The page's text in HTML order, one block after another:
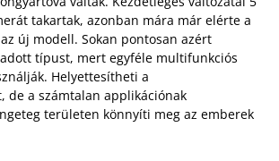
takartak, azonban mára már elérte a
új modell. Sokan pontosan azért
típust, mert egyféle multifunkciós
Helyettesítheti a
de a számtalan applikációnak
területen könnyíti meg az emberek